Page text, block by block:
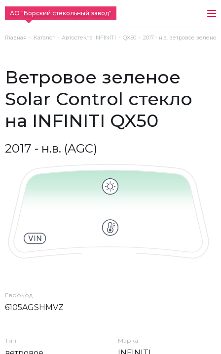
АО "Борский стекольный завод"
Главная Каталог Автостекла INFINITI QX50 2017 - н.в. ветровое зеленое
ветровое зеленое
Solar Control стекло
на INFINITI QX50
2017 - н.в. (AGC)
Еврокод
6105AGSHMVZ
Тип Марка